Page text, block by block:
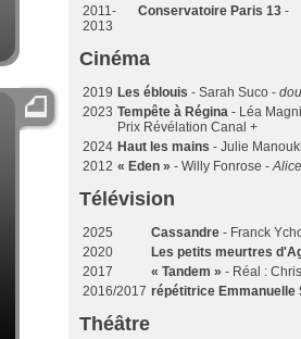
2011-
2013
Conservatoire Paris 13 -
Cinéma
2019 Les éblouis - Sarah Suco -
2023 Tempête à Régina - Léa
Prix Révélation Canal +
2024 Haut les mains - Julie
2012 « Eden » - Willy Fonrose -
Télévision
2025 Cassandre - Franck
2020
Les petits meurtres
2017
« Tandem » - Réal :
2016/2017 répétitrice Emmanuelle
Théâtre